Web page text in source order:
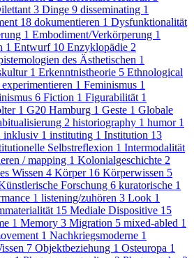
3 Dinge 9 disseminating 1
18 dokumentieren 1 Dysfunktionalität
1 Embodiment/Verkörperung 1
1 Entwurf 10 Enzyklopädie 2
des Ästhetischen 1
1 Erkenntnistheorie 5 Ethnological
experimentieren 1 Feminismus 1
6 Fiction 1 Figurabilität 1
1 G20 Hamburg 1 Geste 1 Globale
2 historiography 1 humor 1
inklusiv 1 instituting 1 Institution 13
Selbstreflexion 1 Intermodalität
/ mapping 1 Kolonialgeschichte 2
Wissen 4 Körper 16 Körperwissen 5
Forschung 6 kuratorische 1
1 listening/zuhören 3 Look 1
15 Mediale Dispositive 15
1 Memory 3 Migration 5 mixed-abled 1
1 Nachkriegsmoderne 1
7 Objektbeziehung 1 Osteuropa 1